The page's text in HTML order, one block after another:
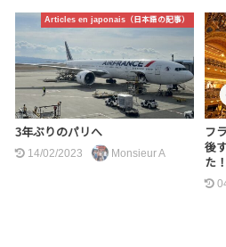
Articles en japonais（日本語の記事）
3年ぶりのパリへ
14/02/2023 Monsieur A
フ
後
た